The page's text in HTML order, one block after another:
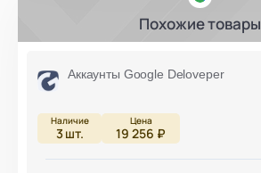
Похожие товары
Аккаунты Google Deloveper
3шт. 19 256 ₽